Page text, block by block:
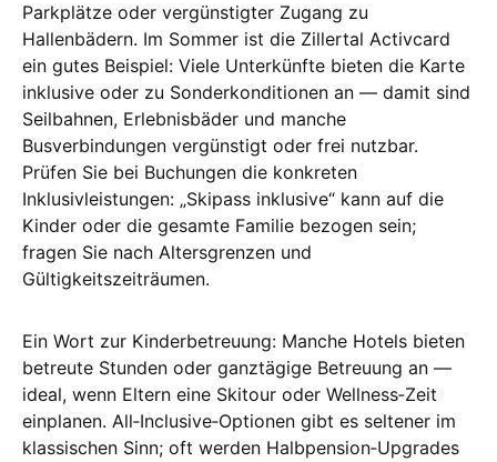
Parkplätze oder vergünstigter Zugang zu
Hallenbädern. Im Sommer ist die Zillertal Activcard
ein gutes Beispiel: Viele Unterkünfte bieten die Karte
inklusive oder zu Sonderkonditionen an — damit sind
Seilbahnen, Erlebnisbäder und manche
Busverbindungen vergünstigt oder frei nutzbar.
Prüfen Sie bei Buchungen die konkreten
Inklusivleistungen: „Skipass inklusive“ kann auf die
Kinder oder die gesamte Familie bezogen sein;
fragen Sie nach Altersgrenzen und
Gültigkeitszeiträumen.
Ein Wort zur Kinderbetreuung: Manche Hotels bieten
betreute Stunden oder ganztägige Betreuung an —
ideal, wenn Eltern eine Skitour oder Wellness‑Zeit
einplanen. All‑Inclusive‑Optionen gibt es seltener im
klassischen Sinn; oft werden Halbpension‑Upgrades